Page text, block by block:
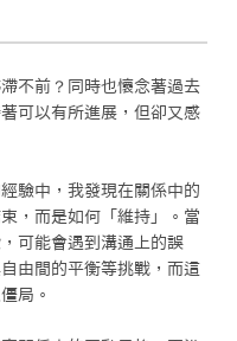
不前？同時也懷念著過去
可以有所進展，但卻又感
驗中，我發現在關係中的
，而是如何「維持」。當
可能會遇到溝通上的誤
由間的平衡等挑戰，而這
局。